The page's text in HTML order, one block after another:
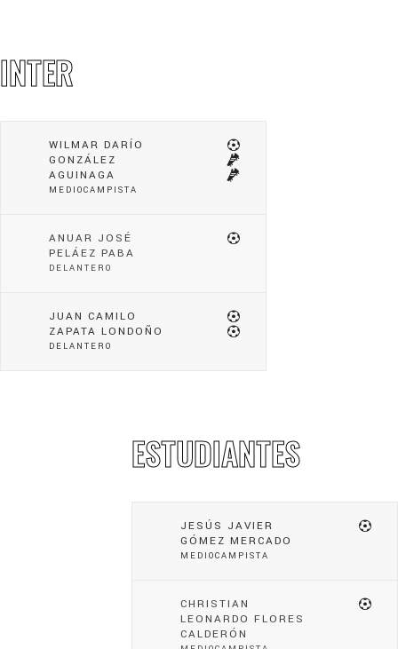
INTER
WILMAR DARÍO
GONZÁLEZ
AGUINAGA
MEDIOCAMPISTA
ANUAR JOSÉ
PELÁEZ PABA
DELANTERO
JUAN CAMILO
ZAPATA LONDOÑO
DELANTERO
ESTUDIANTES
JESÚS JAVIER
GÓMEZ MERCADO
MEDIOCAMPISTA
CHRISTIAN
LEONARDO FLORES
CALDERÓN